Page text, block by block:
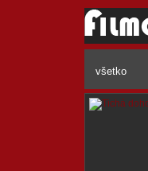
všetko